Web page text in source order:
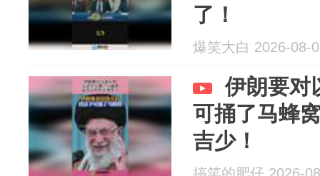
了！
爆笑大白 2026-08-
伊朗要对
可捅了马蜂
吉少！